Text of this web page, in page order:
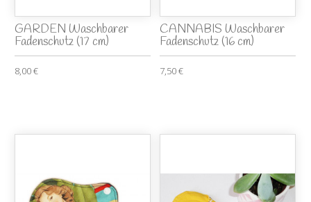
GARDEN Waschbarer
Fadenschutz (17 cm)
8,00 €
CANNABIS Waschbarer
Fadenschutz (16 cm)
7,50 €